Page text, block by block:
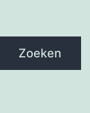
Zoeken